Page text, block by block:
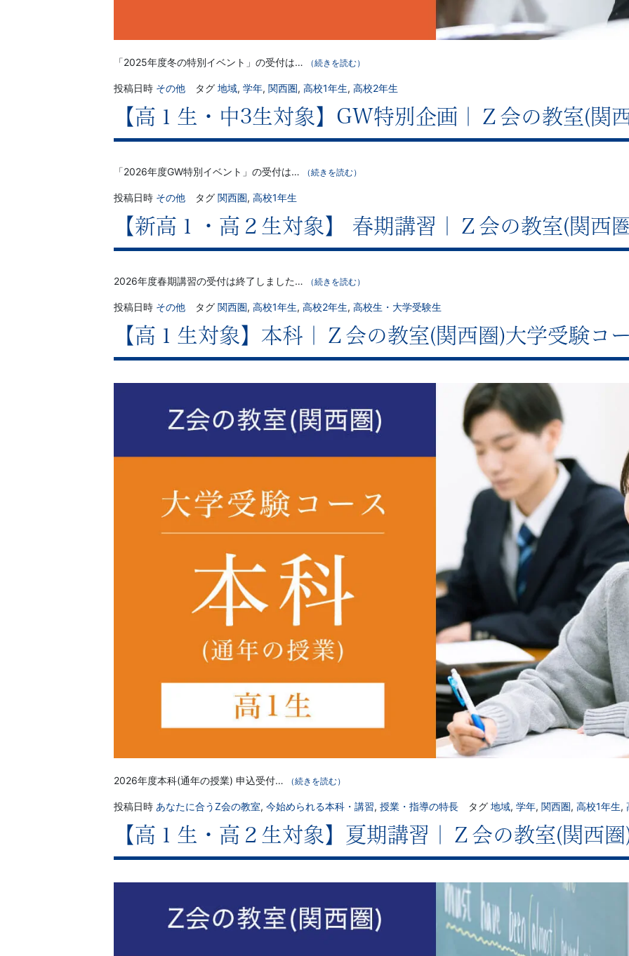
「2025年度冬の特別イベント」の受付は… （続きを読む）
投稿日時 その他 タグ 地域, 学年, 関西圏, 高校1年生, 高校2年生
【高１生・中3生対象】GW特別企画｜Ｚ会の教室(関
「2026年度GW特別イベント」の受付は… （続きを読む）
投稿日時 その他 タグ 関西圏, 高校1年生
【新高１・高２生対象】 春期講習｜Ｚ会の教室(関西
2026年度春期講習の受付は終了しました… （続きを読む）
投稿日時 その他 タグ 関西圏, 高校1年生, 高校2年生, 高校生・大学受験生
【高１生対象】本科｜Ｚ会の教室(関西圏)大学受験コ
2026年度本科(通年の授業) 申込受付… （続きを読む）
投稿日時 あなたに合うZ会の教室, 今始められる本科・講習, 授業・指導の特長 タグ 地域, 学年, 関西圏, 高校1年生,
【高１生・高２生対象】夏期講習｜Ｚ会の教室(関西